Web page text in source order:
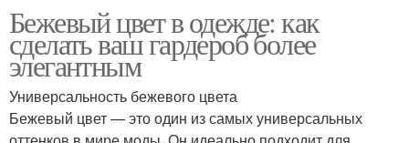
Бежевый цвет в одежде: как
сделать ваш гардероб более
элегантным
Универсальность бежевого цвета
Бежевый цвет — это один из самых универсальных